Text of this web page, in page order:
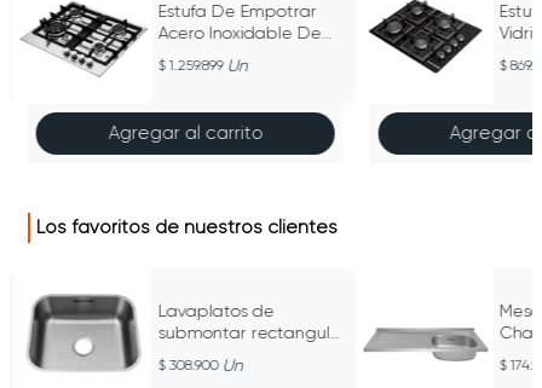
Estufa De Empotrar
Acero Inoxidable De
Cuatro Puestos De
60Cm Sv6860Ei Inox
1.259.899 Un
Agregar al carrito Agregar
Los favoritos de nuestros clientes
Lavaplatos de
submontar rectangular
alto
308.900 Un